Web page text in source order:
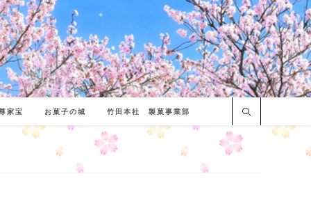
家宝 お菓子の城 竹田本社 製菓事業部